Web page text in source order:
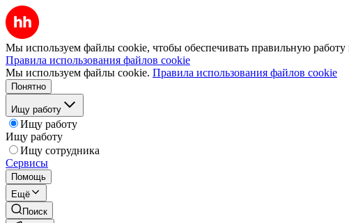
Мы используем файлы cookie, чтобы обеспечивать правильную работу
Правила использования файлов cookie
Мы используем файлы cookie. Правила использования файлов cookie
Понятно
Ищу работу
Ищу работу
Ищу работу
Ищу сотрудника
Сервисы
Помощь
Ещё
Поиск